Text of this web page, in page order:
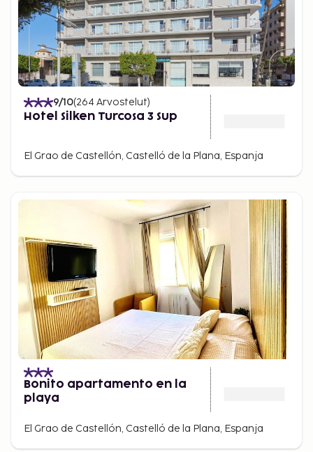
9/10(264 Arvostelut)
Hotel Silken Turcosa 3 Sup
El Grao de Castellón, Castelló de la Plana, Espanja
Bonito apartamento en la
playa
El Grao de Castellón, Castelló de la Plana, Espanja